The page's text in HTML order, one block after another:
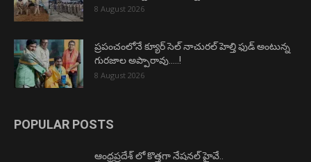
8 August 2026
ప్రపంచంలోనే క్యూర్ సెల్ నాచురల్ హెల్తి ఫుడ్ అంటున్న
గురజాల అప్పారావు…..!
8 August 2026
POPULAR POSTS
ఆంధ్రప్రదేశ్ లో కొత్తగా నేషనల్ హైవే..